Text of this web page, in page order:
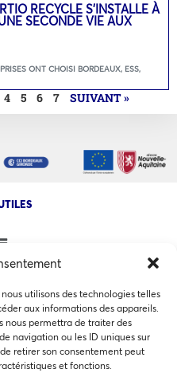
utilisons des technologies telles
aux informations des appareils.
nous permettra de traiter des
navigation ou les ID uniques sur
retirer son consentement peut
et fonctions.
les statistiques et pour
RECYCLE S’INSTALLE À
SECONDE VIE AUX
ONT CHOISI BORDEAUX, ESS,
4 5 6 7 SUIVANT »